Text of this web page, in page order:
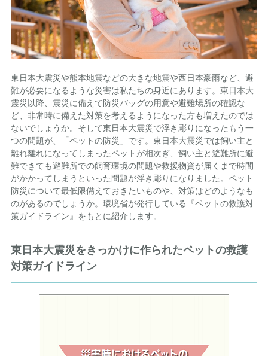
東日本大震災や熊本地震などの大きな地震や西日本豪雨など、避
難が必要になるような災害は私たちの身近にあります。東日本大
震災以降、震災に備えて防災バッグの用意や避難場所の確認な
ど、非常時に備えた対策を考えるようになった方も増えたのでは
ないでしょうか。そして東日本大震災で浮き彫りになったもう一
つの問題が、「ペットの防災」です。東日本大震災では飼い主と
離れ離れになってしまったペットが相次ぎ、飼い主と避難所に避
難できても避難所での飼育環境の問題や救援物資が届くまで時間
がかかってしまうといった問題が浮き彫りになりました。ペット
防災について最低限備えておきたいものや、対策はどのようなも
のがあるのでしょうか。環境省が発行している『ペットの救護対
策ガイドライン』をもとに紹介します。
東日本大震災をきっかけに作られたペットの救護
対策ガイドライン